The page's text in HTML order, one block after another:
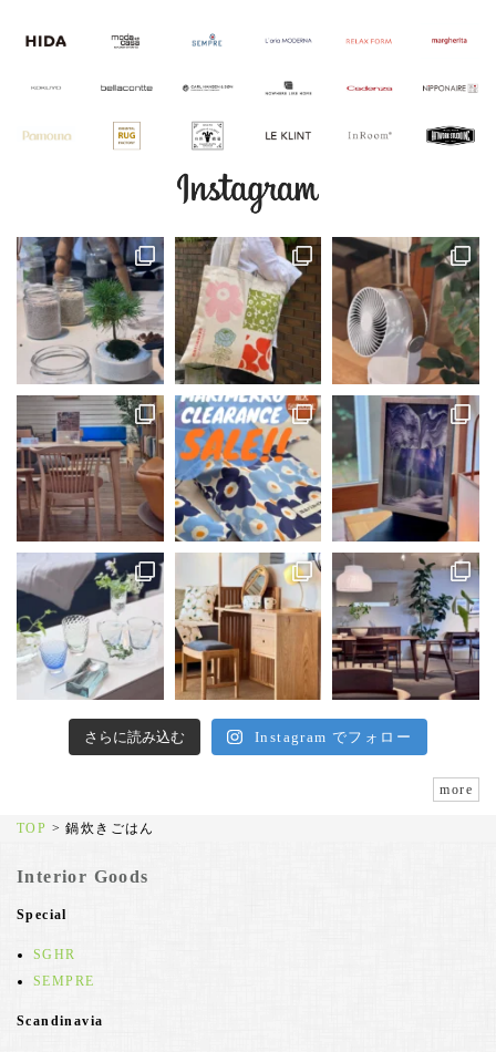
さらに読み込む Instagram でフォロー
more
TOP >鍋炊きごはん
Interior Goods
Special
SGHR
SEMPRE
Scandinavia